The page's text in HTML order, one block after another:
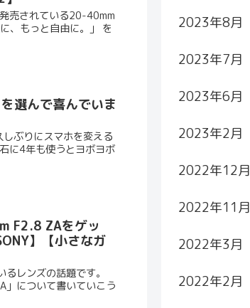
売されている20-40mm
、もっと自由に。」 を
選んで喜んでいま
ぶりにスマホを変える
に4年も使うとヨボヨボ
F2.8 ZAをゲッ
】【小さなガ
レンズの話題です。
」について書いていこう
2023年8月
2023年7月
2023年6月
2023年2月
2022年12月
2022年11月
2022年3月
2022年2月